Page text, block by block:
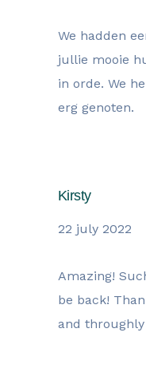
We hadden
jullie mooie
in orde. We
erg genoten.
Kirsty
22 july 2022
Amazing!
be back!
and